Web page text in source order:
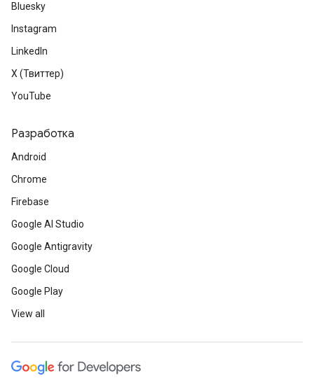
Bluesky
Instagram
LinkedIn
X (Твиттер)
YouTube
Разработка
Android
Chrome
Firebase
Google AI Studio
Google Antigravity
Google Cloud
Google Play
View all